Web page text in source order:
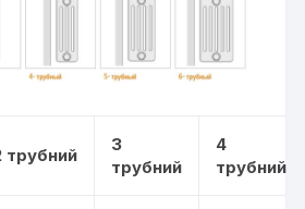
трубний
3
трубний
4
трубний